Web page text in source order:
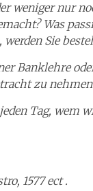
weniger nur
Was
Sie
Banklehre
zu
Tag, wem
1577 ect .